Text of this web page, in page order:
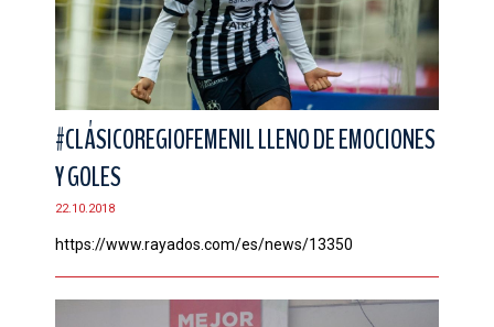
#CLÁSICOREGIOFEMENIL LLENO DE EMOCIONES
Y GOLES
22.10.2018
https://www.rayados.com/es/news/13350